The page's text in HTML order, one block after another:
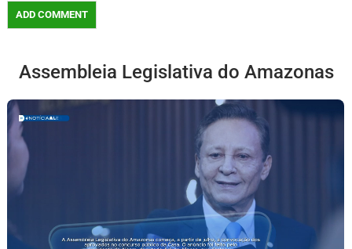
Assembleia Legislativa do Amazonas